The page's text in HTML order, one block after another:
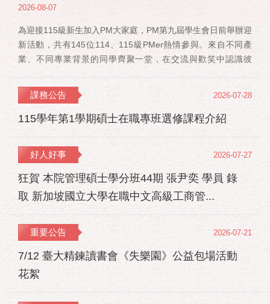
2026-08-07
為迎接115級新生加入PM大家庭，PM第九屆學生會日前舉辦迎
新活動，共有145位114、115級PMer熱情參與。來自不同產
業、不同專業背景的同學齊聚一堂，在交流與歡笑中認識彼
謝郭佳瑋院長、PMBA孔令傑主任及PMBM何佳安主任蒞臨現
場，給予115 級新生勉勵與祝福；PMLBA謝煜偉主任雖人在國
外進修，也特別捎來祝福，為即將...
課務公告
115學年第1學期碩士在職專班選修課程介紹
2026-07-28
好人好事
狂賀 本院管理碩士學分班44期 張尹奕 學員 錄
取 新加坡國立大學在職中文高級工商管...
2026-07-27
重要公告
7/12 臺大精鍊讀書會《失樂園》公益包場活動
花絮
2026-07-21